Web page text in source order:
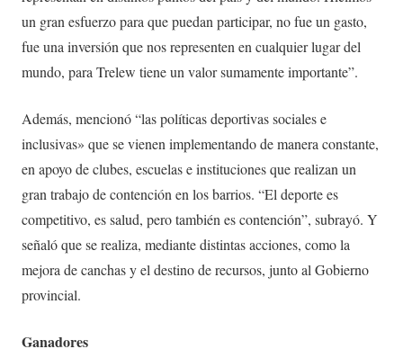
un gran esfuerzo para que puedan participar, no fue un gasto,
fue una inversión que nos representen en cualquier lugar del
mundo, para Trelew tiene un valor sumamente importante”.
Además, mencionó “las políticas deportivas sociales e
inclusivas» que se vienen implementando de manera constante,
en apoyo de clubes, escuelas e instituciones que realizan un
gran trabajo de contención en los barrios. “El deporte es
competitivo, es salud, pero también es contención”, subrayó. Y
señaló que se realiza, mediante distintas acciones, como la
mejora de canchas y el destino de recursos, junto al Gobierno
provincial.
Ganadores